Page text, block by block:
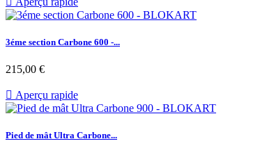
3éme section Carbone 600 -...
Prix
215,00 €
 Aperçu rapide
Pied de mât Ultra Carbone...